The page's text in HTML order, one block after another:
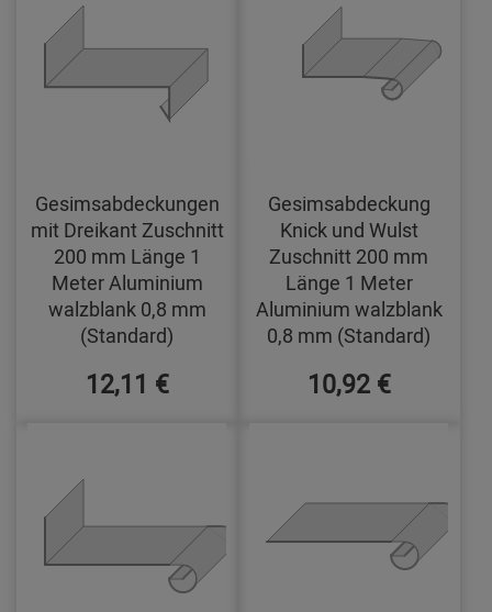
Gesimsabdeckungen
mit Dreikant Zuschnitt
200 mm Länge 1
Meter Aluminium
walzblank 0,8 mm
(Standard)
12,11 €
Gesimsabdeckung
Knick und Wulst
Zuschnitt 200 mm
Länge 1 Meter
Aluminium walzblank
0,8 mm (Standard)
10,92 €